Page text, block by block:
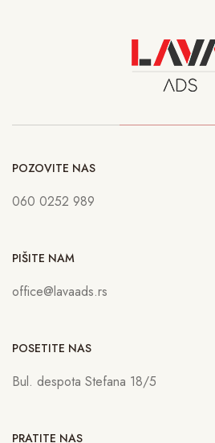
POZOVITE NAS
060 0252 989
PIŠITE NAM
office@lavaads.rs
POSETITE NAS
Bul. despota Stefana 18/5
PRATITE NAS